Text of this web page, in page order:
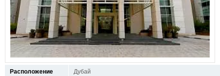
Расположение
Дубай